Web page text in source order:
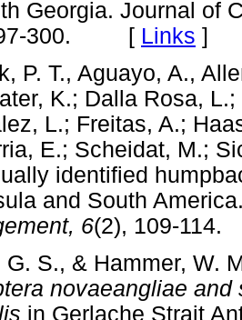
Georgia. Journal of
300. [ Links ]
P. T., Aguayo, A.,
K.; Dalla Rosa,
L.; Freitas, A.;
E.; Scheidat, M.;
identified
and South
6(2), 109-
G. S., & Hammer, W.
novaeangliae
in Gerlache Strait